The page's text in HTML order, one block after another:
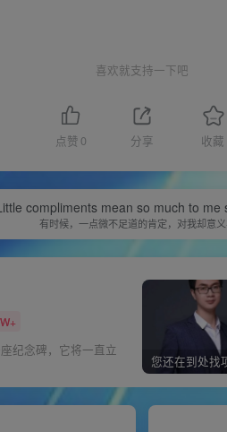
喜欢就支持一下吧
点赞 0 分享 收藏
compliments mean so much to me
有时候，一点微不足道的肯定，对我却意
纪念碑，它将一直立